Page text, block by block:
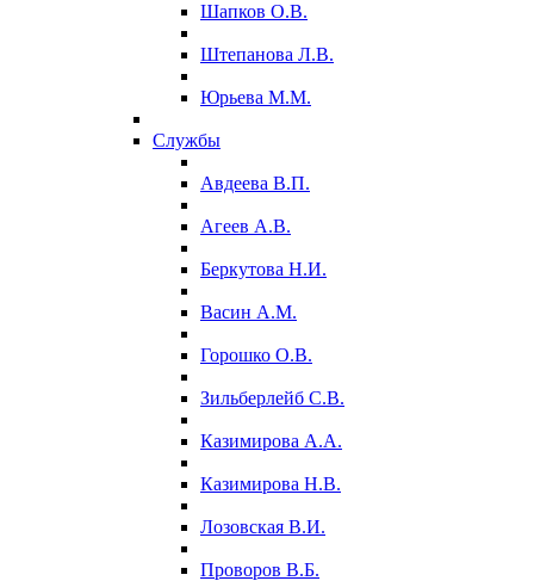
Шапков О.В.
Штепанова Л.В.
Юрьева М.М.
Службы
Авдеева В.П.
Агеев А.В.
Беркутова Н.И.
Васин А.М.
Горошко О.В.
Зильберлейб С.В.
Казимирова А.А.
Казимирова Н.В.
Лозовская В.И.
Проворов В.Б.